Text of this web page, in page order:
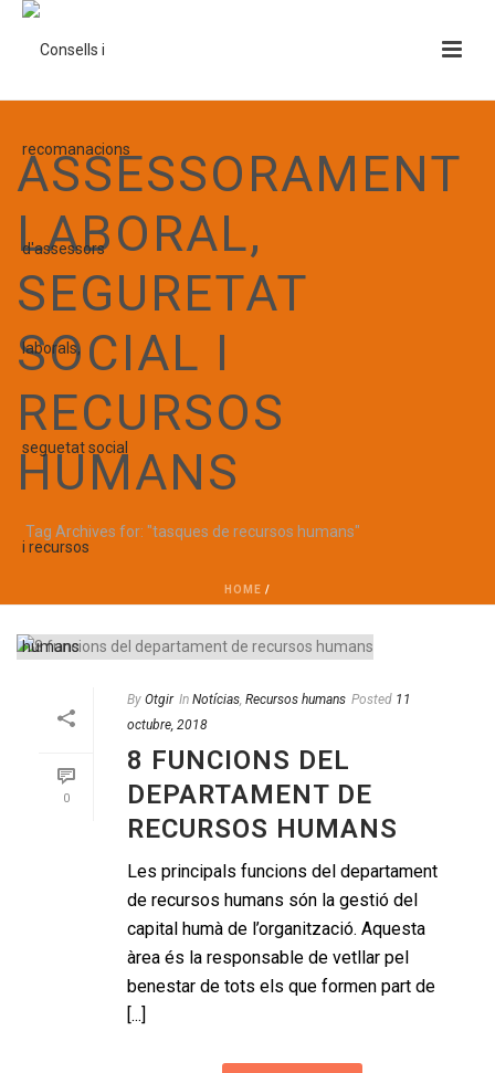
ASSESSORAMENT
LABORAL,
SEGURETAT
SOCIAL I
RECURSOS
HUMANS
Tag Archives for: "tasques de recursos humans"
HOME /
0
By Otgir In Notícias Recursos humans Posted 11
octubre, 2018
8 FUNCIONS DEL
DEPARTAMENT DE
RECURSOS HUMANS
Les principals funcions del departament
de recursos humans són la gestió del
capital humà de l’organització. Aquesta
àrea és la responsable de vetllar pel
benestar de tots els que formen part de
[...]